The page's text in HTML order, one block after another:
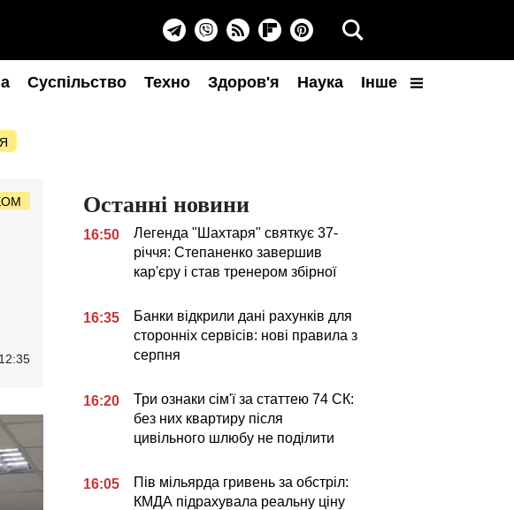
Суспільство Техно Здоров'я Наука Інше
Останні новини
16:50
Легенда "Шахтаря" святкує 37-
річчя: Степаненко завершив
кар'єру і став тренером збірної
16:35
Банки відкрили дані рахунків для
сторонніх сервісів: нові правила з
серпня
16:20
Три ознаки сім'ї за статтею 74 СК:
без них квартиру після
цивільного шлюбу не поділити
16:05
Пів мільярда гривень за обстріл:
КМДА підрахувала реальну ціну